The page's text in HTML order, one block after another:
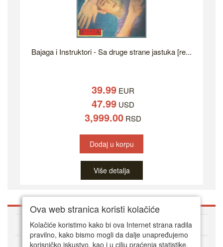
Bajaga i Instruktori - Sa druge strane jastuka [re...
39.99EUR
47.99USD
3,999.00RSD
Dodaj u korpu
Više detalja
O DVD Zoni
Ova web stranica koristi kolačiće
Kolačiće koristimo kako bi ova Internet strana radila
pravilno, kako bismo mogli da dalje unapređujemo
korisničko iskustvo, kao i u cilju praćenja statistike.